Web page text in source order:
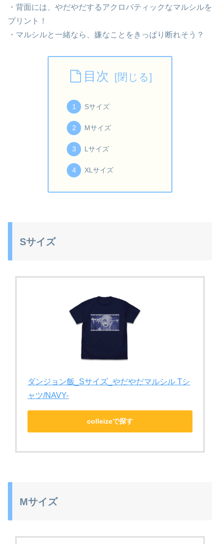
・背面には、やだやだするアクロバティックなマルシルを
プリント！
・マルシルと一緒なら、嫌なことをきっぱり断れそう？
目次
Sサイズ
Mサイズ
Lサイズ
XLサイズ
Sサイズ
ダンジョン飯_Sサイズ_やだやだマルシル Tシ
ャツ/NAVY-
colleizeで探す
Mサイズ